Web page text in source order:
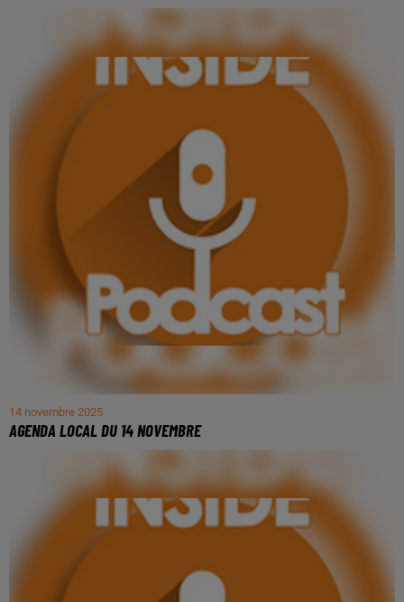
14 novembre 2025
AGENDA LOCAL DU 14 NOVEMBRE